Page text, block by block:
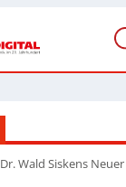
Dr. Wald Siskens